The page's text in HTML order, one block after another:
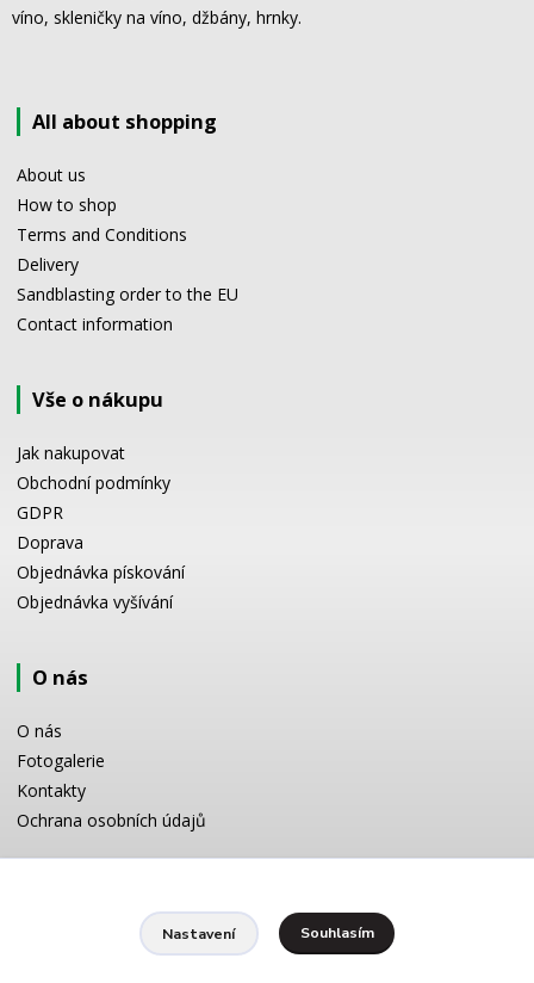
víno, skleničky na víno, džbány, hrnky.
All about shopping
About us
How to shop
Terms and Conditions
Delivery
Sandblasting order to the EU
Contact information
Vše o nákupu
Jak nakupovat
Obchodní podmínky
GDPR
Doprava
Objednávka pískování
Objednávka vyšívání
O nás
O nás
Fotogalerie
Kontakty
Ochrana osobních údajů
Potřebujete poradit s výběrem? Neváhejte se zeptat:
Nastavení Souhlasím